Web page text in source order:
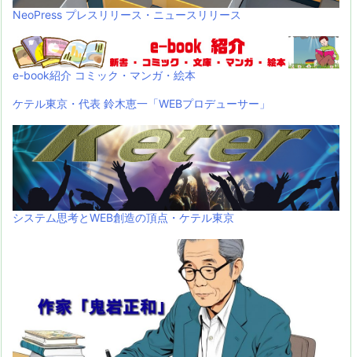
NeoPress プレスリリース・ニュースリリース
e-book紹介 コミック・マンガ・絵本
ケテル東京・代表 鈴木恵一「WEBプロデューサー」
システム思考とWEB創造の頂点・ケテル東京